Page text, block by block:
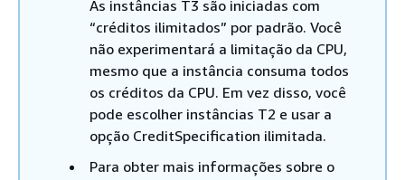
As instâncias T3 são iniciadas com
“créditos ilimitados” por padrão. Você
não experimentará a limitação da CPU,
mesmo que a instância consuma todos
os créditos da CPU. Em vez disso, você
pode escolher instâncias T2 e usar a
opção CreditSpecification ilimitada.
Para obter mais informações sobre o